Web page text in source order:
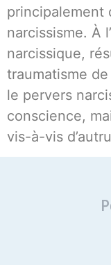
principalement
narcissisme. À
narcissique,
traumatisme
le pervers
conscience,
vis-à-vis